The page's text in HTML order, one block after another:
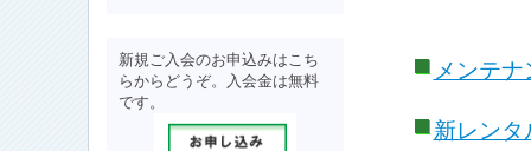
新規ご入会のお申込みはこち
らからどうぞ。入会金は無料
です。
メンテ
新レンタ